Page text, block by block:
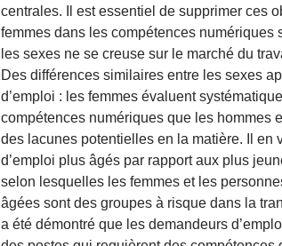
centrales. Il est essentiel de supprimer ces
femmes dans les compétences numériques
les sexes ne se creuse sur le marché du
Des différences similaires entre les sexes
d’emploi : les femmes évaluent
compétences numériques que les hommes
des lacunes potentielles en la matière. Il en
d’emploi plus âgés par rapport aux plus
selon lesquelles les femmes et les
âgées sont des groupes à risque dans la
a été démontré que les demandeurs